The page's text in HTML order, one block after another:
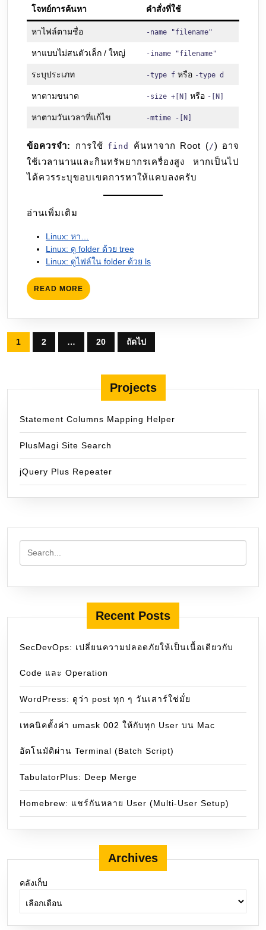
โจทย์การค้นหา คำสั่งที่ใช้
หาไฟล์ตามชื่อ -name "filename"
หาแบบไม่สนตัวเล็ก / ใหญ่ -iname "filename"
ระบุประเภท -type f หรือ -type d
หาตามขนาด -size +[N] หรือ -[N]
หาตามวันเวลาที่แก้ไข -mtime -[N]
ข้อควรจำ: การใช้ find ค้นหาจาก Root (/) อาจ
ใช้เวลานานและกินทรัพยากรเครื่องสูง หากเป็นไป
ได้ควรระบุขอบเขตการหาให้แคบลงครับ
อ่านเพิ่มเติม
Linux: หา…
Linux: ดู folder ด้วย tree
Linux: ดูไฟล์ใน folder ด้วย ls
READ MORE READ
MORE
Posts
pagination
1 2 … 20 ถัดไป
Projects
Statement Columns Mapping Helper
PlusMagi Site Search
jQuery Plus Repeater
Recent Posts
SecDevOps: เปลี่ยนความปลอดภัยให้เป็นเนื้อเดียวกับ
Code และ Operation
WordPress: ดูว่า post ทุก ๆ วันเสาร์ใช่มั๋ย
เทคนิคตั้งค่า umask 002 ให้กับทุก User บน Mac
อัตโนมัติผ่าน Terminal (Batch Script)
TabulatorPlus: Deep Merge
Homebrew: แชร์กันหลาย User (Multi-User Setup)
Archives
คลังเก็บ